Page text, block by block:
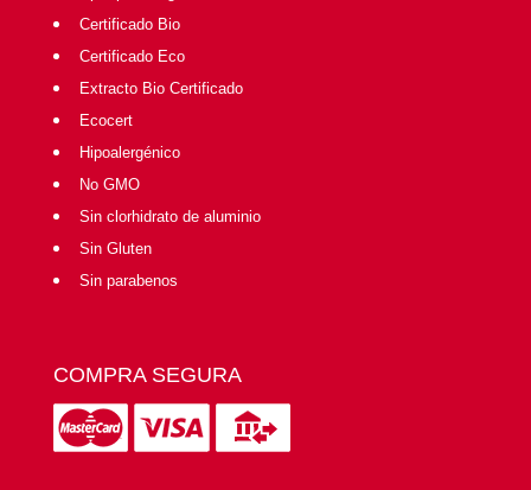
Certificado Bio
Certificado Eco
Extracto Bio Certificado
Ecocert
Hipoalergénico
No GMO
Sin clorhidrato de aluminio
Sin Gluten
Sin parabenos
COMPRA SEGURA